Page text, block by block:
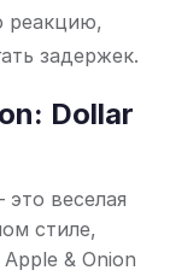
реакцию,
задержек.
Dollar
веселая
стиле,
& Onion